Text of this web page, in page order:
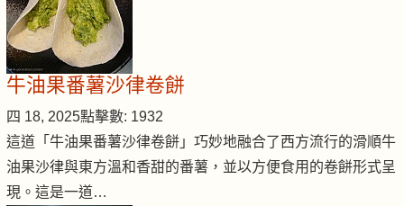
牛油果番薯沙律卷餅
四 18, 2025點擊數: 1932
這道「牛油果番薯沙律卷餅」巧妙地融合了西方流行的滑順牛
油果沙律與東方溫和香甜的番薯，並以方便食用的卷餅形式呈
現。這是一道…